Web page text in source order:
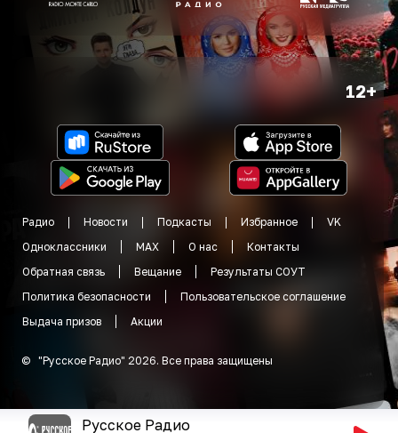
12+
Радио Новости Подкасты Избранное
VK
Одноклассники
MAX О нас
Контакты
Обратная связь
Вещание
Результаты СОУТ
Политика безопасности
Пользовательское соглашение
Выдача призов
Акции
© "Русское Радио" 2026. Все права защищены
Русское Радио